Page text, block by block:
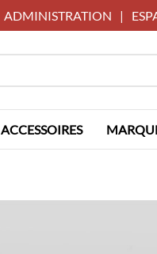
ADMINISTRATION |
ACCESSOIRES